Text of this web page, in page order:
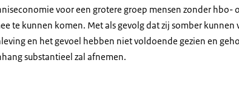
voor een grotere groep mensen zonder
te kunnen komen. Met als gevolg dat zij somber kunnen
en het gevoel hebben niet voldoende gezien en
substantieel zal afnemen.